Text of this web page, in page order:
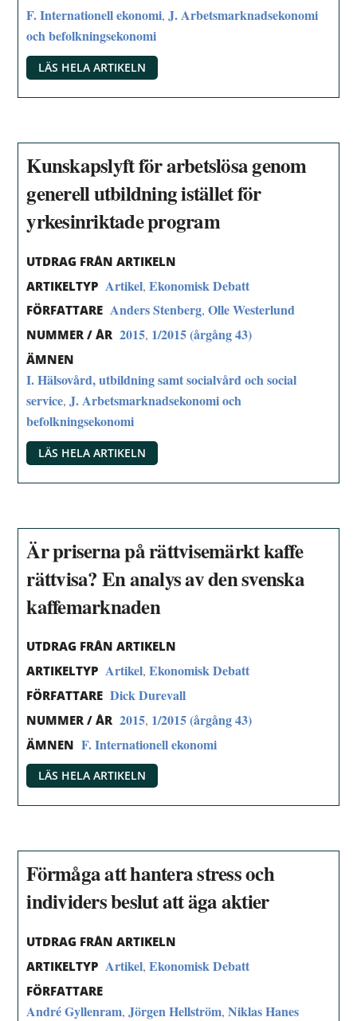
F. Internationell ekonomi,J. Arbetsmarknadsekonomi
och befolkningsekonomi
LÄS HELA ARTIKELN
Kunskapslyft för arbetslösa genom
generell utbildning istället för
yrkesinriktade program
UTDRAG FRÅN ARTIKELN
ARTIKELTYP Artikel,Ekonomisk Debatt
FÖRFATTARE Anders Stenberg,Olle Westerlund
NUMMER / ÅR 2015, 1/2015 (årgång 43)
ÄMNEN
I. Hälsovård, utbildning samt socialvård och social
service,J. Arbetsmarknadsekonomi och
befolkningsekonomi
LÄS HELA ARTIKELN
Är priserna på rättvisemärkt kaffe
rättvisa? En analys av den svenska
kaffemarknaden
UTDRAG FRÅN ARTIKELN
ARTIKELTYP Artikel,Ekonomisk Debatt
FÖRFATTARE Dick Durevall
NUMMER / ÅR 2015, 1/2015 (årgång 43)
ÄMNEN F. Internationell ekonomi
LÄS HELA ARTIKELN
Förmåga att hantera stress och
individers beslut att äga aktier
UTDRAG FRÅN ARTIKELN
ARTIKELTYP Artikel,Ekonomisk Debatt
FÖRFATTARE
André Gyllenram,Jörgen Hellström,Niklas Hanes